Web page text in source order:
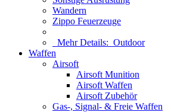
Wandern
Zippo Feuerzeuge
Mehr Details: Outdoor
Waffen
Airsoft
Airsoft Munition
Airsoft Waffen
Airsoft Zubehör
Gas-, Signal- & Freie Waffen